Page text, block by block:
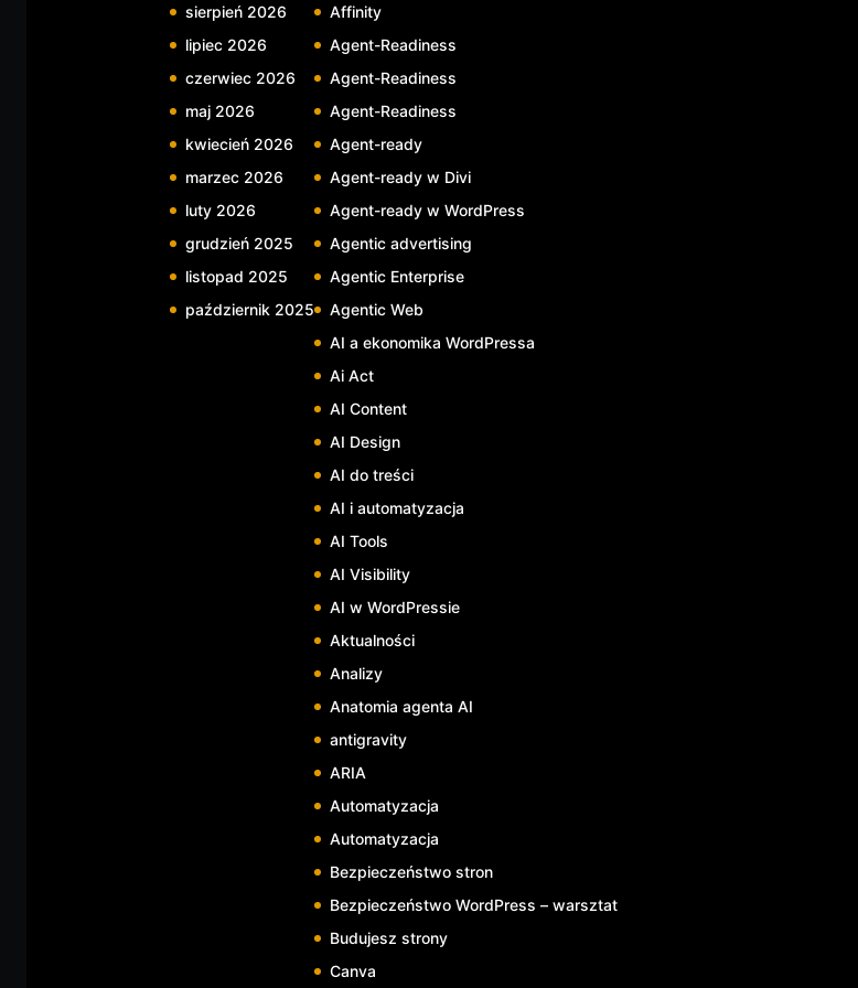
sierpień 2026
lipiec 2026
czerwiec 2026
maj 2026
kwiecień 2026
marzec 2026
luty 2026
grudzień 2025
listopad 2025
październik 2025
Affinity
Agent-Readiness
Agent-Readiness
Agent-Readiness
Agent-ready
Agent-ready w Divi
Agent-ready w WordPress
Agentic advertising
Agentic Enterprise
Agentic Web
AI a ekonomika WordPressa
Ai Act
AI Content
AI Design
AI do treści
AI i automatyzacja
AI Tools
AI Visibility
AI w WordPressie
Aktualności
Analizy
Anatomia agenta AI
antigravity
ARIA
Automatyzacja
Automatyzacja
Bezpieczeństwo stron
Bezpieczeństwo WordPress – warsztat
Budujesz strony
Canva